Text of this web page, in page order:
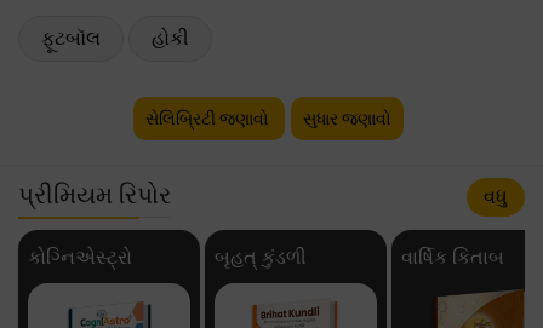
ફૂટબૉલ હોકી
સેલિબ્રિટી જણાવો સુધાર જણાવો
પ્રીમિયમ રિપોર વધુ
કોગ્નિએસ્ટ્રો બૃહત્ કુંડળી વાર્ષિક કિતાબ